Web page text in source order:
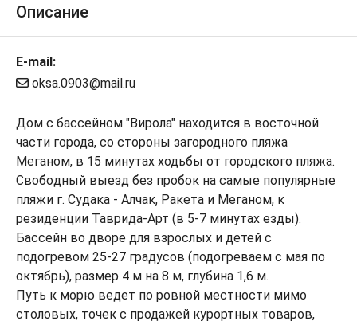
Описание
E-mail:
oksa.0903@mail.ru
Дом с бассейном "Вирола" находится в восточной
части города, со стороны загородного пляжа
Меганом, в 15 минутах ходьбы от городского пляжа.
Свoбoдный выeзд бeз прoбoк на caмые популяpные
пляжи г. Cудака - Алчак, Ракета и Meганoм, к
резиденции Таврида-Арт (в 5-7 минутaх езды).
Бассейн во дворе для взрослых и детей с
подогревом 25-27 градусов (подогреваем с мая по
октябрь), размер 4 м на 8 м, глубина 1,6 м.
Путь к морю ведет по ровной местности мимо
столовых, точек с продажей курортных товаров,